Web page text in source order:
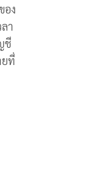
อง
า
ชี
ยที่